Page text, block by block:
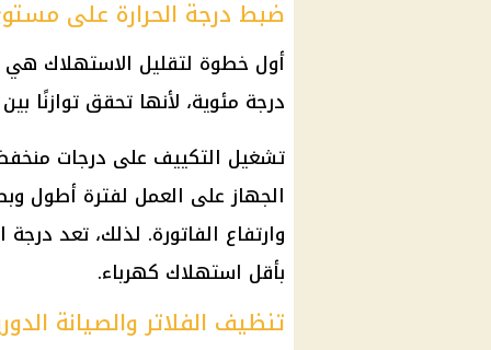
ضبط درجة الحرارة على
درجة مئوية، لأنها تحقق توازنًا
تشغيل التكييف على درجات
الجهاز على العمل لفترة أطول
وارتفاع الفاتورة. لذلك، تعد
بأقل استهلاك كهرباء.
تنظيف الفلاتر والصيانة